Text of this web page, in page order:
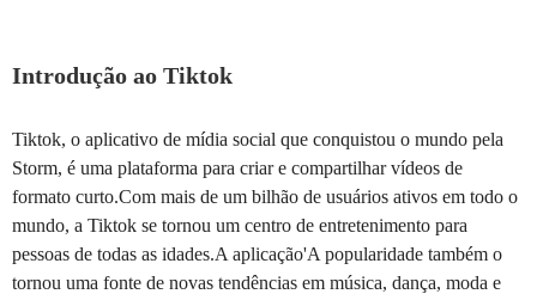
Introdução ao Tiktok
Tiktok, o aplicativo de mídia social que conquistou o mundo pela
Storm, é uma plataforma para criar e compartilhar vídeos de
formato curto.Com mais de um bilhão de usuários ativos em todo o
mundo, a Tiktok se tornou um centro de entretenimento para
pessoas de todas as idades.A aplicação'A popularidade também o
tornou uma fonte de novas tendências em música, dança, moda e